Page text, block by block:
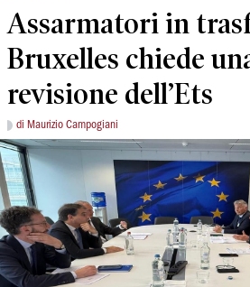
Assarmatori in
Bruxelles chiede
revisione dell’Ets
di Maurizio Campogiani